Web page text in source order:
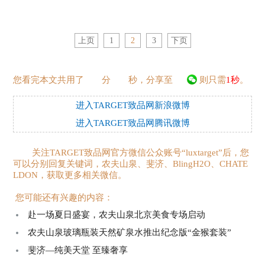
上页 1 2 3 下页
您看完本文共用了 分 秒，分享至 则只需1秒。
进入TARGET致品网新浪微博
进入TARGET致品网腾讯微博
关注TARGET致品网官方微信公众账号“luxtarget”后，您
可以分别回复关键词，农夫山泉、斐济、BlingH2O、CHATE
LDON，获取更多相关微信。
您可能还有兴趣的内容：
赴一场夏日盛宴，农夫山泉北京美食专场启动
农夫山泉玻璃瓶装天然矿泉水推出纪念版“金猴套装”
斐济—纯美天堂 至臻奢享